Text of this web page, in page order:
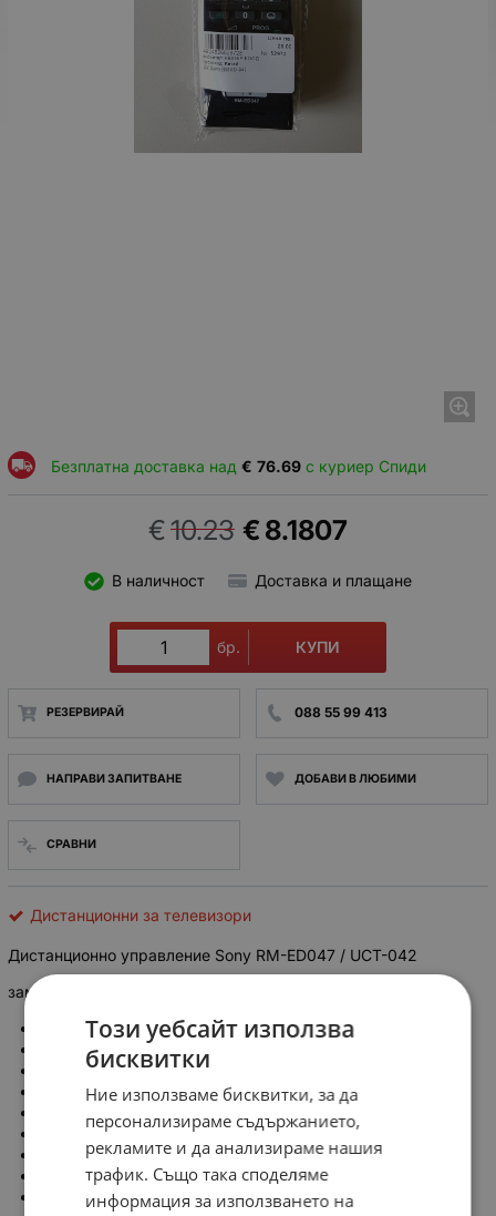
Безплатна доставка над 76.69
€ с куриер Спиди
10.23
€ 8.1807
€
В наличност Доставка и плащане
бр. КУПИ
РЕЗЕРВИРАЙ 088 55 99 413
НАПРАВИ ЗАПИТВАНЕ ДОБАВИ В ЛЮБИМИ
СРАВНИ
Дистанционни за телевизори
Дистанционно управление Sony RM-ED047 / UCT-042
заместител:
RM-FED001
RM-ED045
RM-ED036
RM-ED035
RM-ED046
RM-ED047
RM-ED041
RM-ED038
Този уебсайт използва
бисквитки
Ние използваме бисквитки, за да
персонализираме съдържанието,
рекламите и да анализираме нашия
трафик. Също така споделяме
информация за използването на